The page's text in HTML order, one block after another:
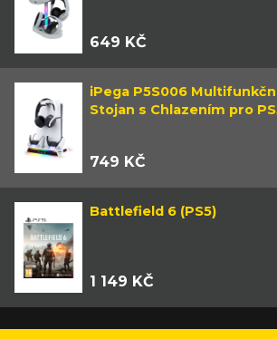
649 KČ
iPega P5S006
Stojan s Chlazením pro
749 KČ
Battlefield 6 (PS5)
1 149 KČ